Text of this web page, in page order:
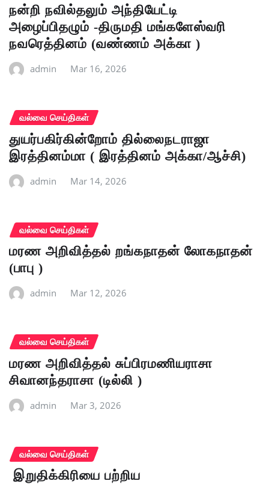
நன்றி நவில்தலும் அந்தியேட்டி
அழைப்பிதழும் -திருமதி மங்களேஸ்வரி
நவரெத்தினம் (வண்ணம் அக்கா )
admin Mar 16, 2026
வல்வை செய்திகள்
துயர்பகிர்கின்றோம் தில்லைநடராஜா
இரத்தினம்மா ( இரத்தினம் அக்கா/ஆச்சி)
admin Mar 14, 2026
வல்வை செய்திகள்
மரண அறிவித்தல் றங்கநாதன் லோகநாதன்
(பாபு )
admin Mar 12, 2026
வல்வை செய்திகள்
மரண அறிவித்தல் சுப்பிரமணியராசா
சிவானந்தராசா (டில்லி )
admin Mar 3, 2026
வல்வை செய்திகள்
இறுதிக்கிரியை பற்றிய